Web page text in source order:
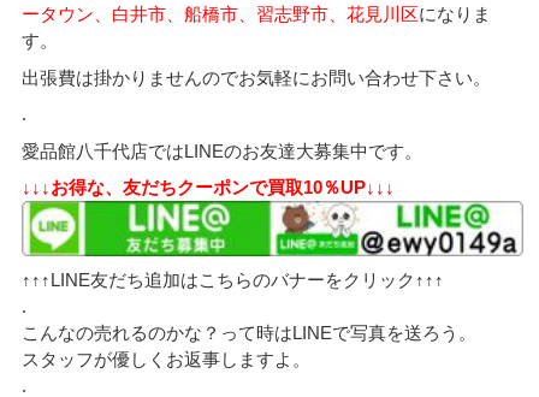
ータウン、白井市、船橋市、習志野市、花見川区になりま
す。
出張費は掛かりませんのでお気軽にお問い合わせ下さい。
.
愛品館八千代店ではLINEのお友達大募集中です。
↓↓↓お得な、友だちクーポンで買取10％UP↓↓↓
↑↑↑LINE友だち追加はこちらのバナーをクリック↑↑↑
.
こんなの売れるのかな？って時はLINEで写真を送ろう。
スタッフが優しくお返事しますよ。
.